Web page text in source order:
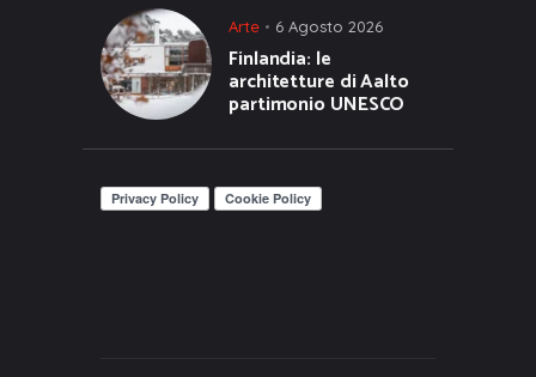
Arte 6 Agosto 2026
Finlandia: le
architetture di Aalto
partimonio UNESCO